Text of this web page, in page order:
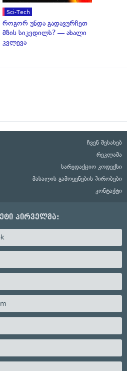
Sci-Tech
როგორ უნდა გადავურჩეთ
მზის სიკვდილს? — ახალი
კვლევა
ჩვენ შესახებ
რეკლამა
სარედაქციო კოდექსი
მასალის გამოყენების პირობები
კონტაქტი
პირველმა: